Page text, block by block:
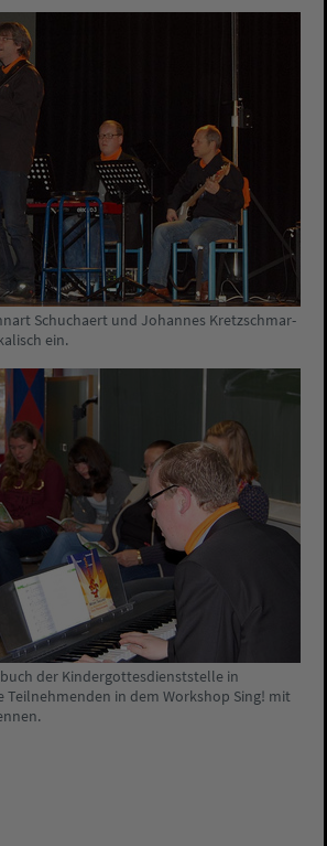
Schuchaert und Johannes Kretzschmar-
ein.
der Kindergottesdienststelle in
in dem Workshop Sing! mit